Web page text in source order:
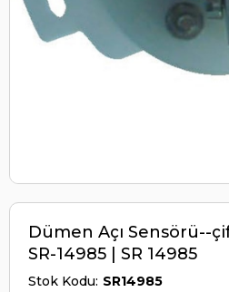
Dümen Açı Sensörü--
SR-14985 | SR 14985
Stok Kodu SR14985